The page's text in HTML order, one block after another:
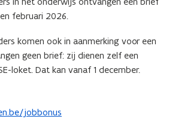
februari 2026.
komen ook in aanmerking voor een
geen brief: zij dienen zelf een
loket. Dat kan vanaf 1 december.
jobbonus